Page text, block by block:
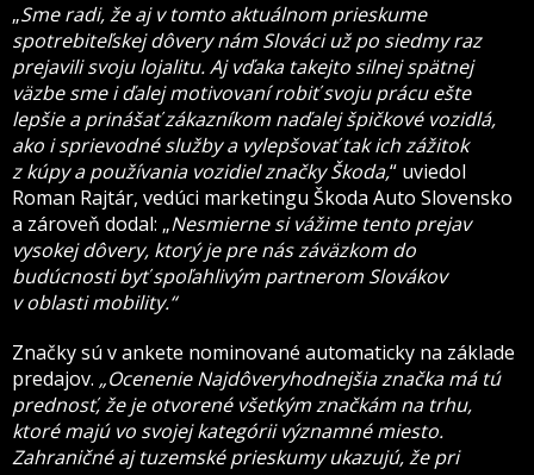
„Sme radi, že aj v tomto aktuálnom prieskume
spotrebiteľskej dôvery nám Slováci už po siedmy raz
prejavili svoju lojalitu. Aj vďaka takejto silnej spätnej
väzbe sme i ďalej motivovaní robiť svoju prácu ešte
lepšie a prinášať zákazníkom naďalej špičkové vozidlá,
ako i sprievodné služby a vylepšovať tak ich zážitok
z kúpy a používania vozidiel značky Škoda,“ uviedol
Roman Rajtár, vedúci marketingu Škoda Auto Slovensko
a zároveň dodal: „Nesmierne si vážime tento prejav
vysokej dôvery, ktorý je pre nás záväzkom do
budúcnosti byť spoľahlivým partnerom Slovákov
v oblasti mobility.“
Značky sú v ankete nominované automaticky na základe
predajov. „Ocenenie Najdôveryhodnejšia značka má tú
prednosť, že je otvorené všetkým značkám na trhu,
ktoré majú vo svojej kategórii významné miesto.
Zahraničné aj tuzemské prieskumy ukazujú, že pri